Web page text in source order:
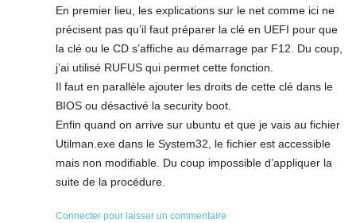
En premier lieu, les explications sur le net comme ici ne
précisent pas qu’il faut préparer la clé en UEFI pour que
la clé ou le CD s’affiche au démarrage par F12. Du coup,
j’ai utilisé RUFUS qui permet cette fonction.
Il faut en parallèle ajouter les droits de cette clé dans le
BIOS ou désactivé la security boot.
Enfin quand on arrive sur ubuntu et que je vais au fichier
Utilman.exe dans le System32, le fichier est accessible
mais non modifiable. Du coup impossible d’appliquer la
suite de la procédure.
Connecter pour laisser un commentaire